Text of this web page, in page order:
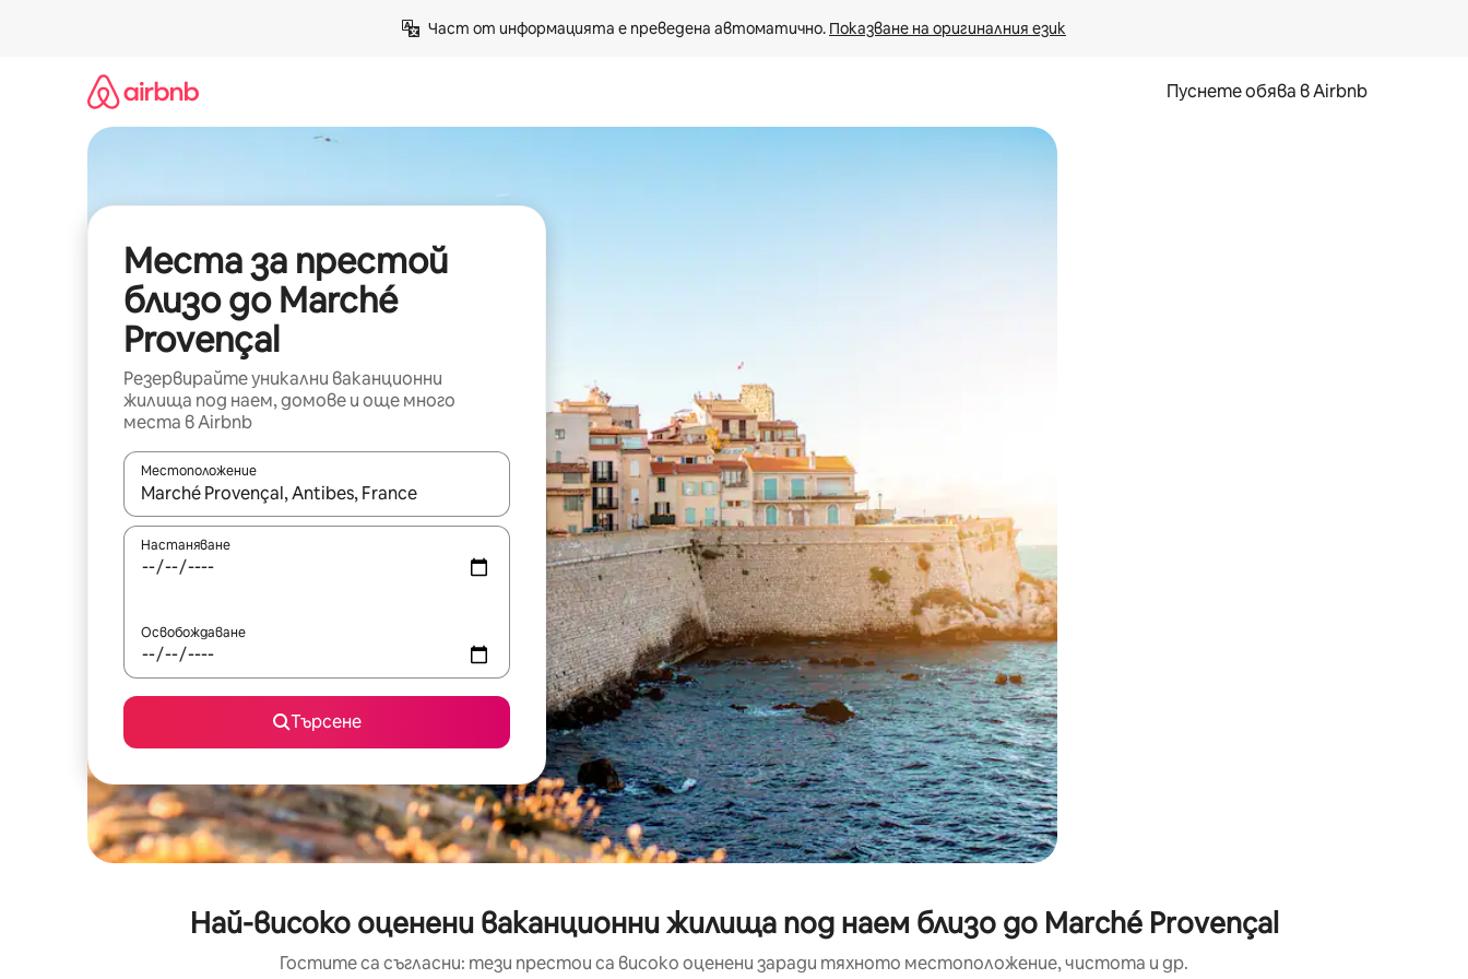
Част от информацията е преведена автоматично. Показване на оригиналния език
Пуснете обява в Airbnb
Места за престой
близо до Marché
Provençal
Резервирайте уникални ваканционни
жилища под наем, домове и още много
места в Airbnb
Местоположение
Когато резултатите се покажат, използвайте клавишите със стрелки нагоре и надолу или навигирайте с докосване или плъзгане.
Настаняване
Освобождаване
Търсене
Най-високо оценени ваканционни жилища под наем близо до Marché Provençal
Гостите са съгласни: тези престои са високо оценени заради тяхното местоположение, чистота и др.